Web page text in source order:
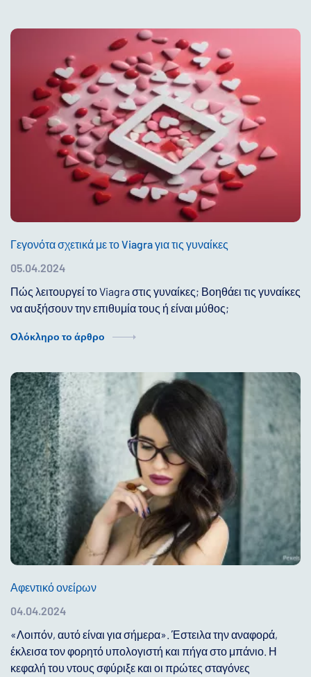
Γεγονότα σχετικά με το Viagra για τις γυναίκες
05.04.2024
Πώς λειτουργεί το Viagra στις γυναίκες; Βοηθάει τις γυναίκες
να αυξήσουν την επιθυμία τους ή είναι μύθος;
Ολόκληρο το άρθρο
Αφεντικό ονείρων
04.04.2024
«Λοιπόν, αυτό είναι για σήμερα». Έστειλα την αναφορά,
έκλεισα τον φορητό υπολογιστή και πήγα στο μπάνιο. Η
κεφαλή του ντους σφύριξε και οι πρώτες σταγόνες